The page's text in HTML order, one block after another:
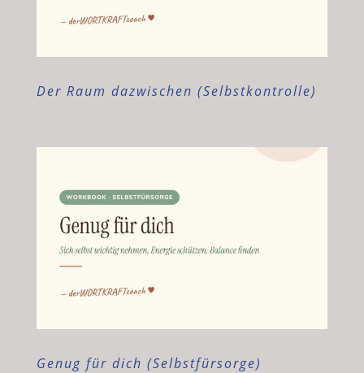
Der Raum dazwischen (Selbstkontrolle)
Genug für dich (Selbstfürsorge)